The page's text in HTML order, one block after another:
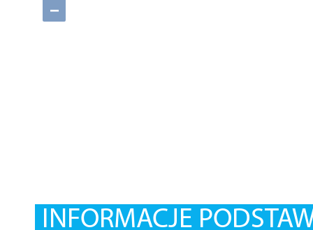
−
INFORMACJE